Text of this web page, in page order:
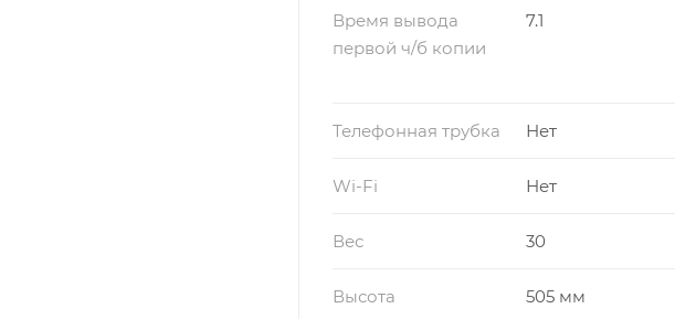
Время вывода
первой ч/б копии
7.1
Телефонная трубка Нет
Wi-Fi Нет
Вес 30
Высота 505 мм